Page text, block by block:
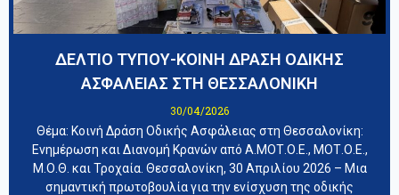
ΔΕΛΤΙΟ ΤΥΠΟΥ-ΚΟΙΝΗ ΔΡΑΣΗ ΟΔΙΚΗΣ
ΑΣΦΑΛΕΙΑΣ ΣΤΗ ΘΕΣΣΑΛΟΝΙΚΗ
30/04/2026
​Θέμα: Κοινή Δράση Οδικής Ασφάλειας στη Θεσσαλονίκη:
Ενημέρωση και Διανομή Κρανών από Α.ΜΟΤ.Ο.Ε., ΜΟΤ.Ο.Ε.,
Μ.Ο.Θ. και Τροχαία. ​Θεσσαλονίκη, 30 Απριλίου 2026 – Μια
σημαντική πρωτοβουλία για την ενίσχυση της οδικής